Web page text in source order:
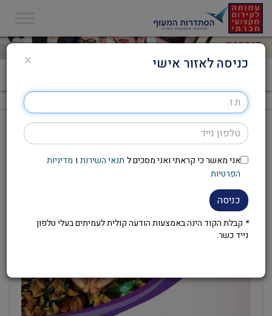
קורס לוגותרפיה
להזמנת הקורס יש לפנות לועד
העובדים במקום העבודה
× כניסה לאזור אישי
אני מאשר כי קראתי ואני מסכים ל תנאי השירות ו מדיניות
הפרטיות
כניסה
* קבלת הקוד הינה באמצעות הודעה קולית לעמיתים בעלי טלפון
נייד כשר.